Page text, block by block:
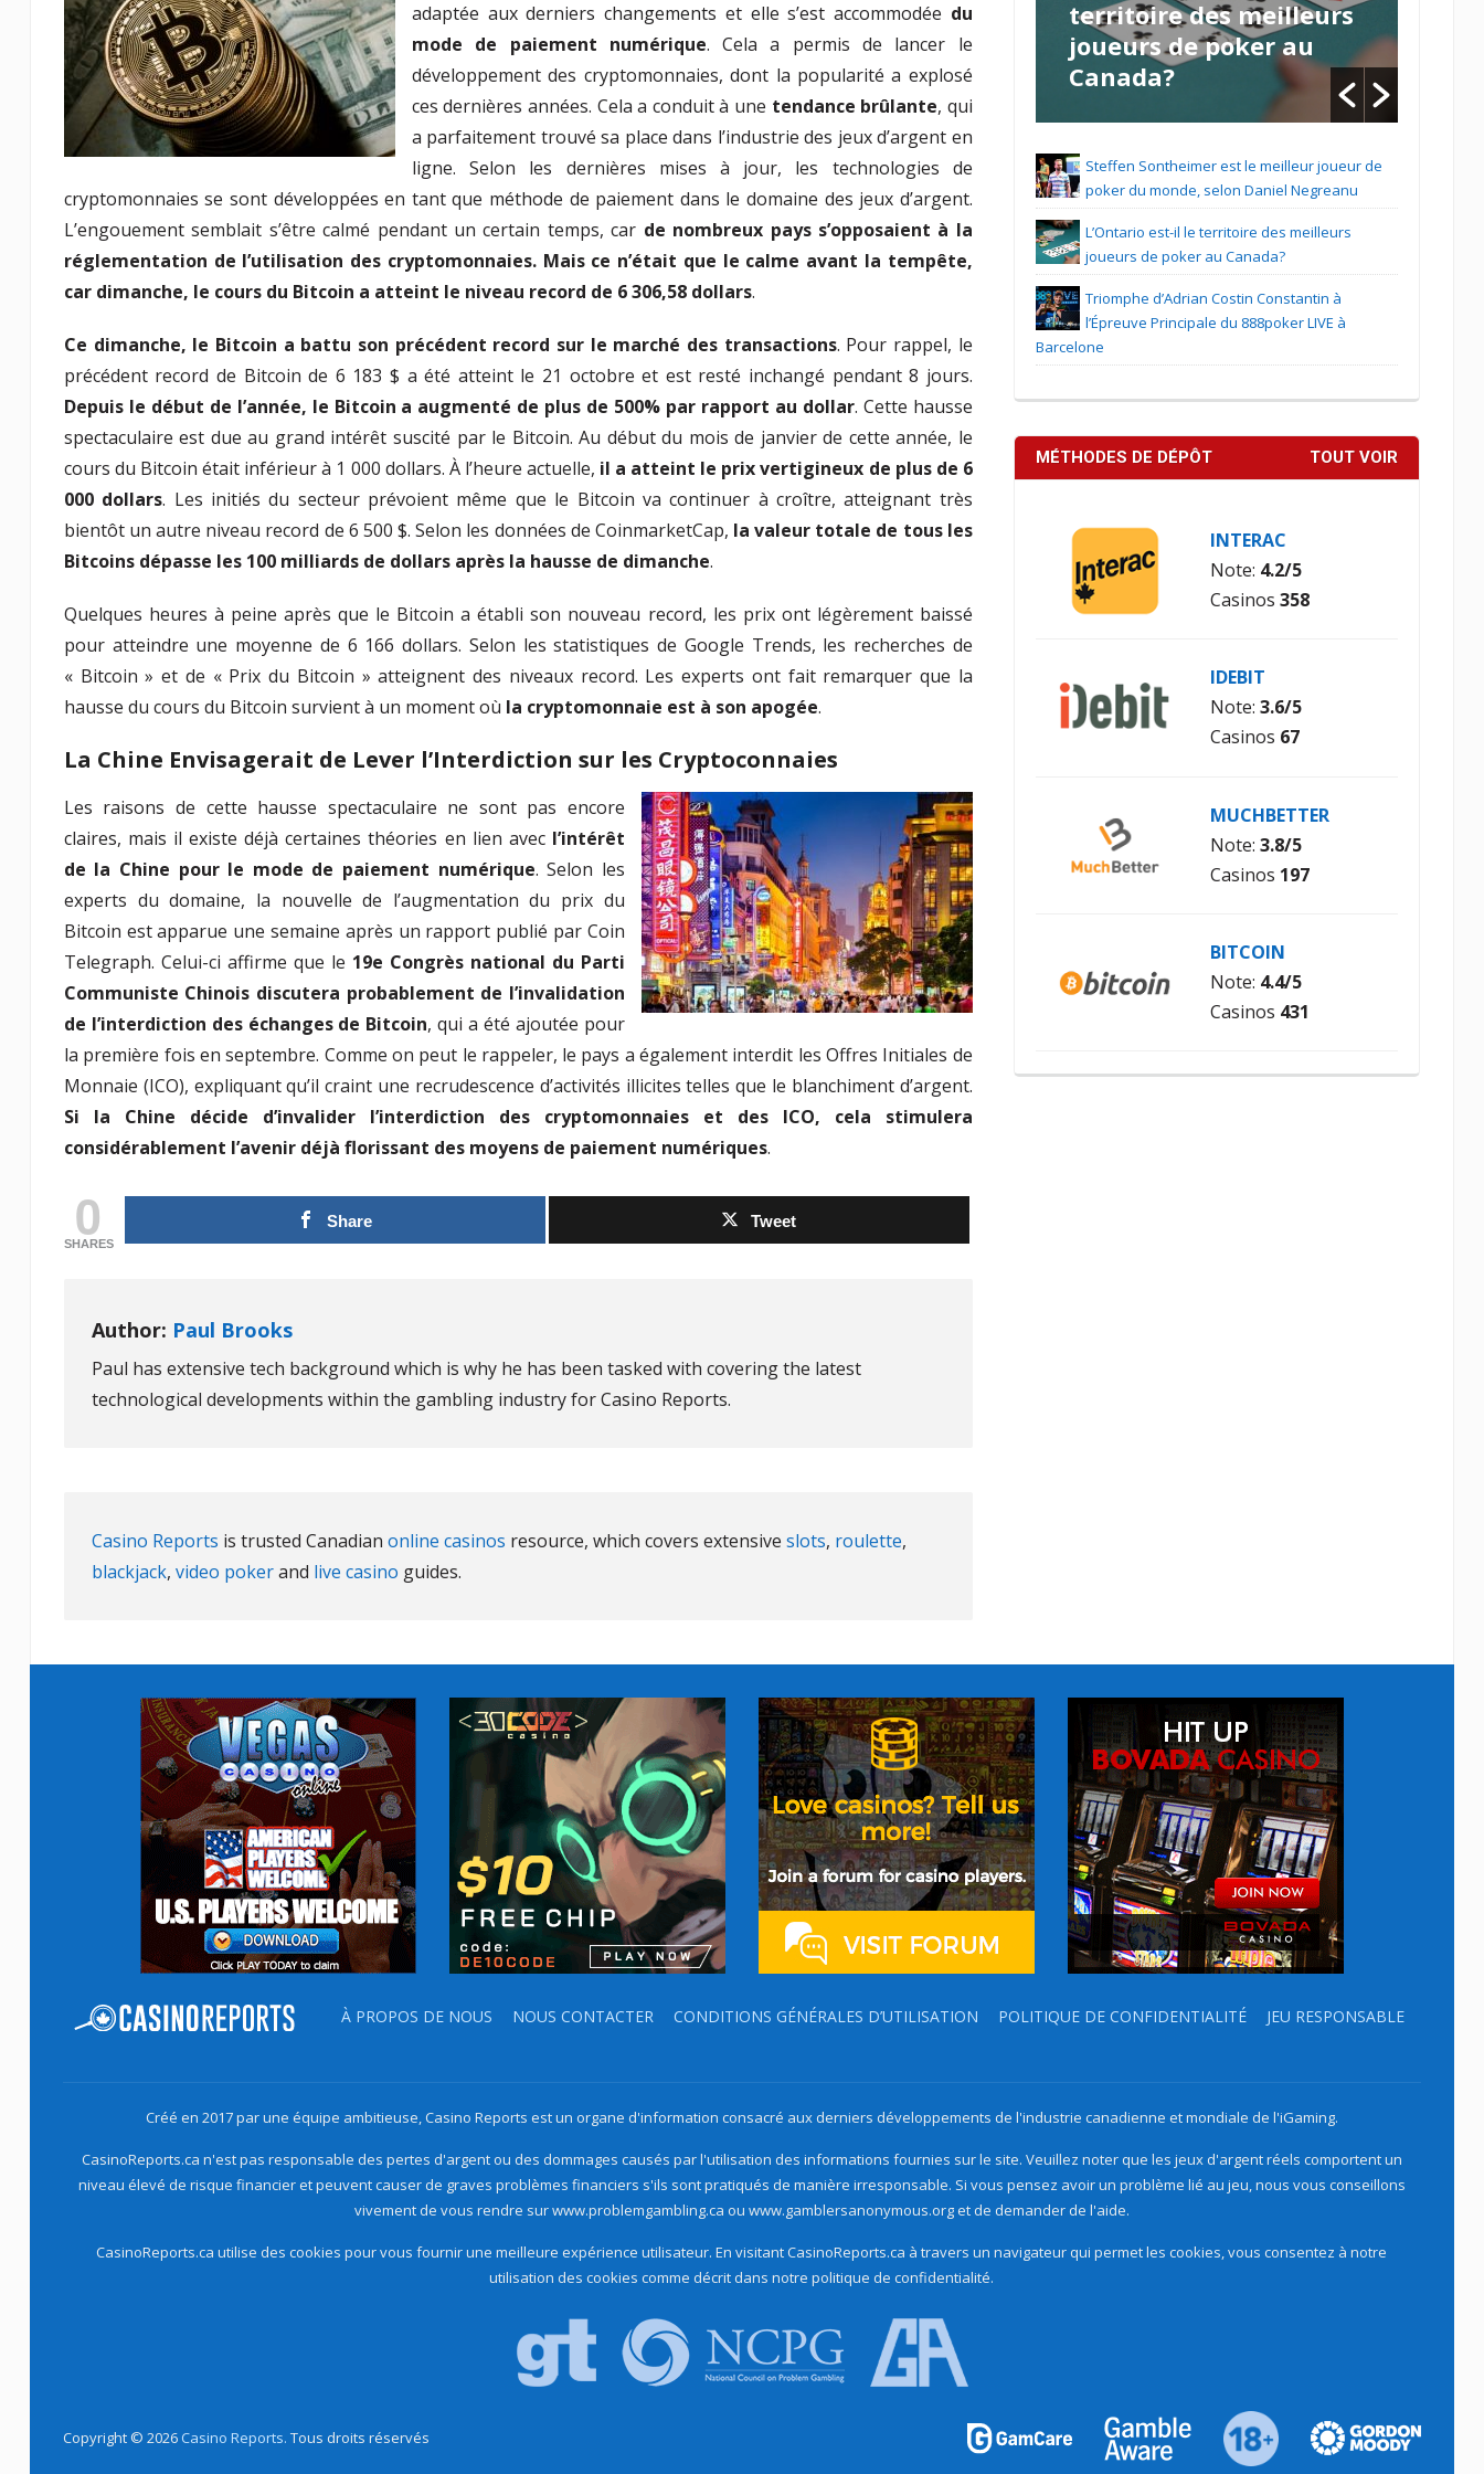
adaptée aux derniers changements et elle s’est accommodée du
mode de paiement numérique. Cela a permis de lancer le
développement des cryptomonnaies, dont la popularité a explosé
ces dernières années. Cela a conduit à une tendance brûlante, qui
a parfaitement trouvé sa place dans l’industrie des jeux d’argent en
ligne. Selon les dernières mises à jour, les technologies de
cryptomonnaies se sont développées en tant que méthode de paiement dans le domaine des jeux d’argent.
L’engouement semblait s’être calmé pendant un certain temps, car de nombreux pays s’opposaient à la
réglementation de l’utilisation des cryptomonnaies. Mais ce n’était que le calme avant la tempête,
car dimanche, le cours du Bitcoin a atteint le niveau record de 6 306,58 dollars.
Ce dimanche, le Bitcoin a battu son précédent record sur le marché des transactions. Pour rappel, le
précédent record de Bitcoin de 6 183 $ a été atteint le 21 octobre et est resté inchangé pendant 8 jours.
Depuis le début de l’année, le Bitcoin a augmenté de plus de 500% par rapport au dollar. Cette hausse
spectaculaire est due au grand intérêt suscité par le Bitcoin. Au début du mois de janvier de cette année, le
cours du Bitcoin était inférieur à 1 000 dollars. À l’heure actuelle, il a atteint le prix vertigineux de plus de 6
000 dollars. Les initiés du secteur prévoient même que le Bitcoin va continuer à croître, atteignant très
bientôt un autre niveau record de 6 500 $. Selon les données de CoinmarketCap, la valeur totale de tous les
Bitcoins dépasse les 100 milliards de dollars après la hausse de dimanche.
Quelques heures à peine après que le Bitcoin a établi son nouveau record, les prix ont légèrement baissé
pour atteindre une moyenne de 6 166 dollars. Selon les statistiques de Google Trends, les recherches de
« Bitcoin » et de « Prix du Bitcoin » atteignent des niveaux record. Les experts ont fait remarquer que la
hausse du cours du Bitcoin survient à un moment où la cryptomonnaie est à son apogée.
La Chine Envisagerait de Lever l’Interdiction sur les Cryptoconnaies
Les raisons de cette hausse spectaculaire ne sont pas encore
claires, mais il existe déjà certaines théories en lien avec l’intérêt
de la Chine pour le mode de paiement numérique. Selon les
experts du domaine, la nouvelle de l’augmentation du prix du
Bitcoin est apparue une semaine après un rapport publié par Coin
Telegraph. Celui-ci affirme que le 19e Congrès national du Parti
Communiste Chinois discutera probablement de l’invalidation
de l’interdiction des échanges de Bitcoin, qui a été ajoutée pour
la première fois en septembre. Comme on peut le rappeler, le pays a également interdit les Offres Initiales de
Monnaie (ICO), expliquant qu’il craint une recrudescence d’activités illicites telles que le blanchiment d’argent.
Si la Chine décide d’invalider l’interdiction des cryptomonnaies et des ICO, cela stimulera
considérablement l’avenir déjà florissant des moyens de paiement numériques.
0
SHARES
Share Tweet
Author: Paul Brooks
Paul has extensive tech background which is why he has been tasked with covering the latest
technological developments within the gambling industry for Casino Reports.
Casino Reports is trusted Canadian online casinos resource, which covers extensive slots, roulette,
blackjack, video pokerand live casino guides.
Costin Constantin à
l’Épreuve Principale du
888poker LIVE à
Barcelone
le meilleur joueur de
poker du monde, selon
Daniel Negreanu
territoire des meilleurs
joueurs de poker au
Canada?
Steffen Sontheimer est le meilleur joueur de
poker du monde, selon Daniel Negreanu
L’Ontario est-il le territoire des meilleurs
joueurs de poker au Canada?
Triomphe d’Adrian Costin Constantin à
l’Épreuve Principale du 888poker LIVE à
Barcelone
MÉTHODES DE DÉPÔT TOUT VOIR
INTERAC
Note: 4.2/5
Casinos358
IDEBIT
Note:3.6/5
Casinos 67
MUCHBETTER
Note:3.8/5
Casinos 197
BITCOIN
Note: 4.4/5
Casinos 431
À PROPOS DE NOUS NOUS CONTACTER CONDITIONS GÉNÉRALES D’UTILISATION POLITIQUE DE CONFIDENTIALITÉ JEU RESPONSABLE
Créé en 2017 par une équipe ambitieuse, Casino Reports est un organe d'information consacré aux derniers développements de l'industrie canadienne et mondiale de l'iGaming.
CasinoReports.ca n'est pas responsable des pertes d'argent ou des dommages causés par l'utilisation des informations fournies sur le site. Veuillez noter que les jeux d'argent réels comportent un
niveau élevé de risque financier et peuvent causer de graves problèmes financiers s'ils sont pratiqués de manière irresponsable. Si vous pensez avoir un problème lié au jeu, nous vous conseillons
vivement de vous rendre sur www.problemgambling.ca ou www.gamblersanonymous.org et de demander de l'aide.
CasinoReports.ca utilise des cookies pour vous fournir une meilleure expérience utilisateur. En visitant CasinoReports.ca à travers un navigateur qui permet les cookies, vous consentez à notre
utilisation des cookies comme décrit dans notre politique de confidentialité.
Copyright © 2026 Casino Reports. Tous droits réservés